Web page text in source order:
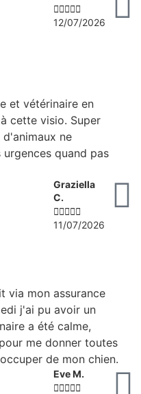

12/07/2026
et vétérinaire en
cette visio. Super
ne
quand pas
Graziella
C.

11/07/2026
via mon assurance
j'ai pu avoir un
a été calme,
me donner toutes
de mon chien.
Eve M.
